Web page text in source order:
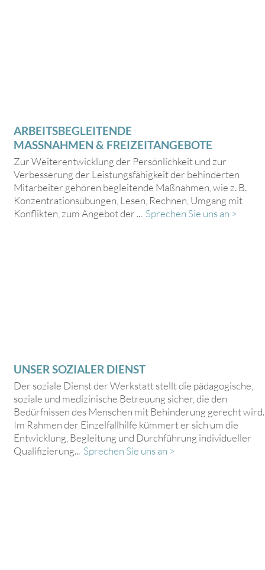
ARBEITSBEGLEITENDE
MASSNAHMEN & FREIZEITANGEBOTE
Zur Weiterentwicklung der Persönlichkeit und zur
Verbesserung der Leistungsfähigkeit der behinderten
Mitarbeiter gehören begleitende Maßnahmen, wie z. B.
Konzentrationsübungen, Lesen, Rechnen, Umgang mit
Konflikten, zum Angebot der ... Sprechen Sie uns an >
UNSER SOZIALER DIENST
Der soziale Dienst der Werkstatt stellt die pädagogische,
soziale und medizinische Betreuung sicher, die den
Bedürfnissen des Menschen mit Behinderung gerecht wird.
Im Rahmen der Einzelfallhilfe kümmert er sich um die
Entwicklung, Begleitung und Durchführung individueller
Qualifizierung... Sprechen Sie uns an >